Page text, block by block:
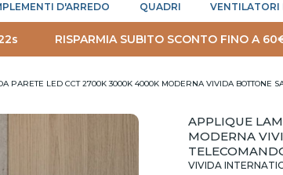
D'ARREDO QUADRI VENTILATORI
RISPARMIA SUBITO SCONTO FINO A
PARETE LED CCT 2700K 3000K 4000K MODERNA VIVIDA BOTTONE
APPLIQUE
MODERNA
VIVIDA